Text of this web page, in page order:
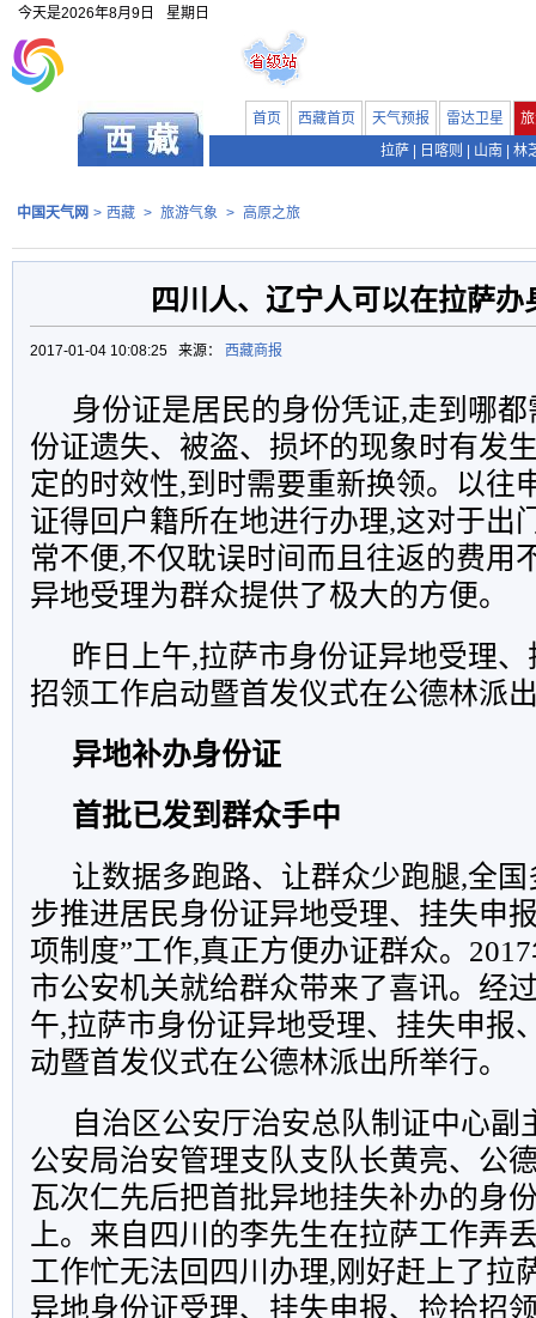
今天是2026年8月9日 星期日
首页 西藏首页 天气预报 雷达卫星
拉萨
日喀则 山南 林
中国天气网 > 西藏 > 旅游气象 > 高原之旅
四川人、辽宁人可以在拉萨办
2017-01-04 10:08:25 来源： 西藏商报
身份证是居民的身份凭证,走到哪
份证遗失、被盗、损坏的现象时有发
定的时效性,到时需要重新换领。以往
证得回户籍所在地进行办理,这对于出
常不便,不仅耽误时间而且往返的费用
异地受理为群众提供了极大的方便。
昨日上午,拉萨市身份证异地受理
招领工作启动暨首发仪式在公德林派
异地补办身份证
首批已发到群众手中
让数据多跑路、让群众少跑腿,全
步推进居民身份证异地受理、挂失申
项制度”工作,真正方便办证群众。
市公安机关就给群众带来了喜讯。经
午,拉萨市身份证异地受理、挂失申报
动暨首发仪式在公德林派出所举行。
自治区公安厅治安总队制证中心副
公安局治安管理支队支队长黄亮、公
瓦次仁先后把首批异地挂失补办的身
上。来自四川的李先生在拉萨工作弄
工作忙无法回四川办理,刚好赶上了拉
异地身份证受理、挂失申报、捡拾招